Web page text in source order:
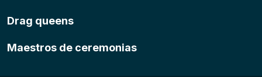
Drag queens
Maestros de ceremonias